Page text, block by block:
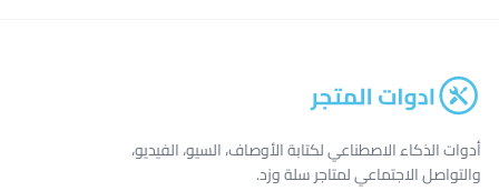
أدوات الذكاء الاصطناعي لكتابة الأوصاف، السيو، الفيديو،
والتواصل الاجتماعي لمتاجر سلة وزد.